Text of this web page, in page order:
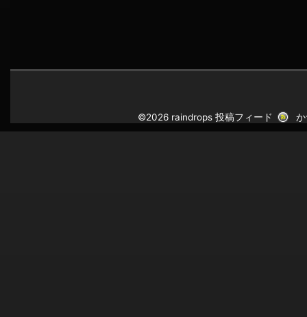
©2026 raindrops投稿フィード